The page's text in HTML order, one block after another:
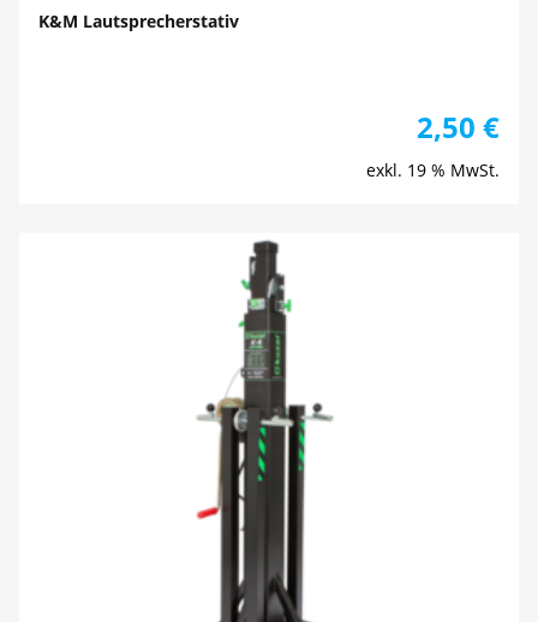
K&M Lautsprecherstativ
2,50 €
exkl. 19 % MwSt.